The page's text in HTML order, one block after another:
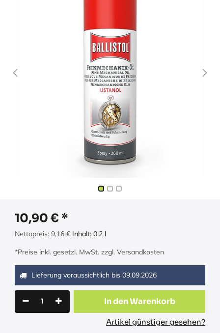
10,90 €
Nettopreis: 9,16 € Inhalt: 0.2 l
*Preise inkl. gesetzl. MwSt. zzgl. Versandkosten
Lieferung voraussichtlich bis 09.09.2026
In den Warenkorb
Artikel günstiger gesehen?